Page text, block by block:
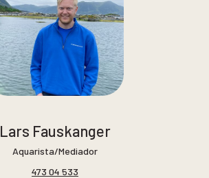
Lars Fauskanger
Aquarista/Mediador
473 04 533